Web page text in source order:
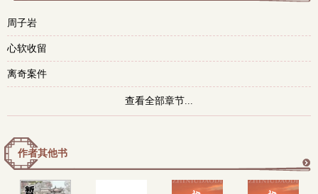
周子岩
心软收留
离奇案件
查看全部章节...
作者其他书